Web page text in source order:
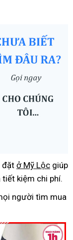
đặt ở Mỹ Lộc giúp
tiết kiệm chi phí.
người tìm mua